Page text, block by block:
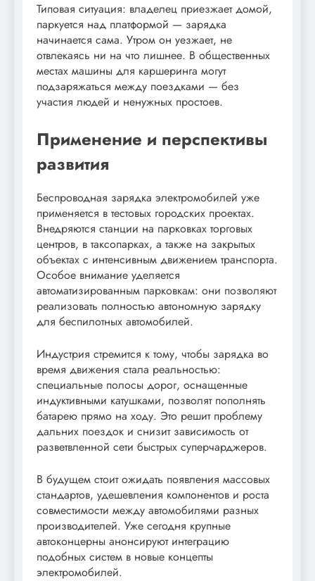
Типовая ситуация: владелец приезжает домой,
паркуется над платформой — зарядка
начинается сама. Утром он уезжает, не
отвлекаясь ни на что лишнее. В общественных
местах машины для каршеринга могут
подзаряжаться между поездками — без
участия людей и ненужных простоев.
Применение и перспективы
развития
Беспроводная зарядка электромобилей уже
применяется в тестовых городских проектах.
Внедряются станции на парковках торговых
центров, в таксопарках, а также на закрытых
объектах с интенсивным движением транспорта.
Особое внимание уделяется
автоматизированным парковкам: они позволяют
реализовать полностью автономную зарядку
для беспилотных автомобилей.
Индустрия стремится к тому, чтобы зарядка во
время движения стала реальностью:
специальные полосы дорог, оснащенные
индуктивными катушками, позволят пополнять
батарею прямо на ходу. Это решит проблему
дальних поездок и снизит зависимость от
разветвленной сети быстрых суперчарджеров.
В будущем стоит ожидать появления массовых
стандартов, удешевления компонентов и роста
совместимости между автомобилями разных
производителей. Уже сегодня крупные
автоконцерны анонсируют интеграцию
подобных систем в новые концепты
электромобилей.